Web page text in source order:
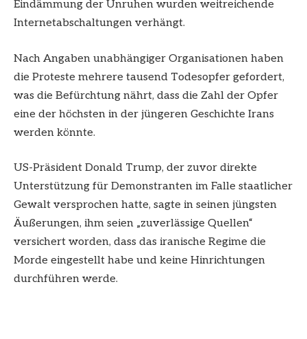
Eindämmung der Unruhen wurden weitreichende
Internetabschaltungen verhängt.
Nach Angaben unabhängiger Organisationen haben
die Proteste mehrere tausend Todesopfer gefordert,
was die Befürchtung nährt, dass die Zahl der Opfer
eine der höchsten in der jüngeren Geschichte Irans
werden könnte.
US-Präsident Donald Trump, der zuvor direkte
Unterstützung für Demonstranten im Falle staatlicher
Gewalt versprochen hatte, sagte in seinen jüngsten
Äußerungen, ihm seien „zuverlässige Quellen“
versichert worden, dass das iranische Regime die
Morde eingestellt habe und keine Hinrichtungen
durchführen werde.